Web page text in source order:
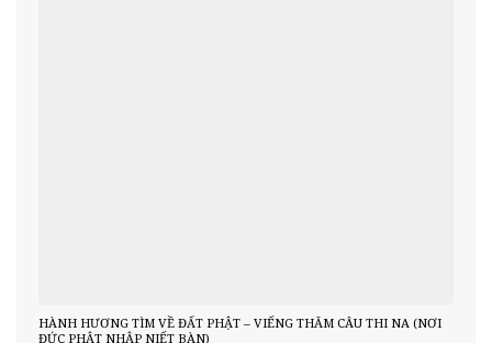
HÀNH HƯƠNG TÌM VỀ ĐẤT PHẬT – VIẾNG THĂM CÂU THI NA (NƠI
ĐỨC PHẬT NHẬP NIẾT BÀN)